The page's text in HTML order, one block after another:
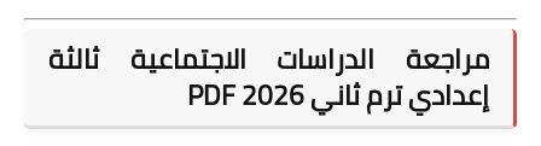
مراجعة الدراسات الاجتماعية ثالثة
إعدادي ترم ثاني 2026 PDF